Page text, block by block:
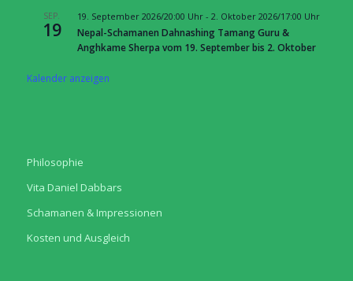
SEP.
19
19. September 2026/20:00 Uhr- 2. Oktober 2026/17:00 Uhr
Nepal-Schamanen Dahnashing Tamang Guru &
Anghkame Sherpa vom 19. September bis 2. Oktober
Kalender anzeigen
Philosophie
Vita Daniel Dabbars
Schamanen & Impressionen
Kosten und Ausgleich